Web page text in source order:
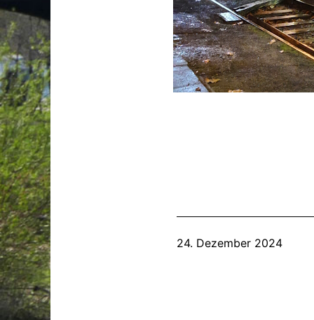
Veröffentlicht
24. Dezember 2024